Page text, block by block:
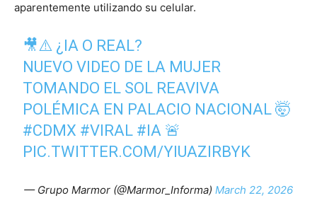
aparentemente utilizando su celular.
🎥⚠️ ¿IA O REAL?
NUEVO VIDEO DE LA MUJER
TOMANDO EL SOL REAVIVA
POLÉMICA EN PALACIO NACIONAL 🤯
#CDMX #VIRAL #IA 🚨
PIC.TWITTER.COM/YIUAZIRBYK
— Grupo Marmor (@Marmor_Informa) March 22, 2026